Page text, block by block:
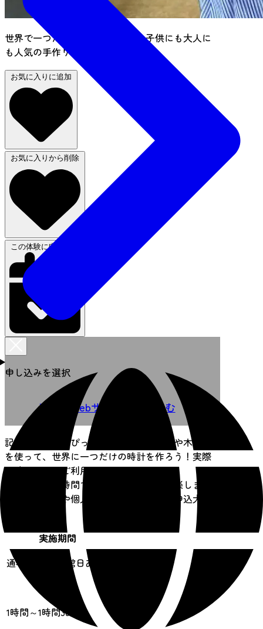
世界で一つだけの時計を作ろう。子供にも大人に
も人気の手作り体験プログラム
お気に入りに追加
お気に入りから削除
この体験に申し込む
申し込みを選択
事業者Webサイトで申し込む
記念品づくりにぴったり！里山の木の枝や木の実
を使って、世界に一つだけの時計を作ろう！実際
に時計としてご利用いただけます。
所用時間約１時間で小学生から大人まで楽しま
す。グループや個人、ファミリーでのお申込大歓
実施期間
通年(月１回休館日あり)
1時間～1時間30分